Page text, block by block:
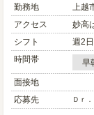
勤務地
上越
アクセス
妙高
シフト
週2
時間帯
早
面接地
応募先
Ｄｒ